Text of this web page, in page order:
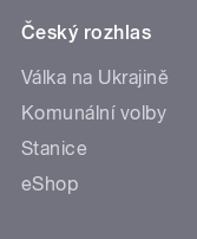
Český rozhlas
Válka na Ukrajině
Komunální volby
Stanice
eShop